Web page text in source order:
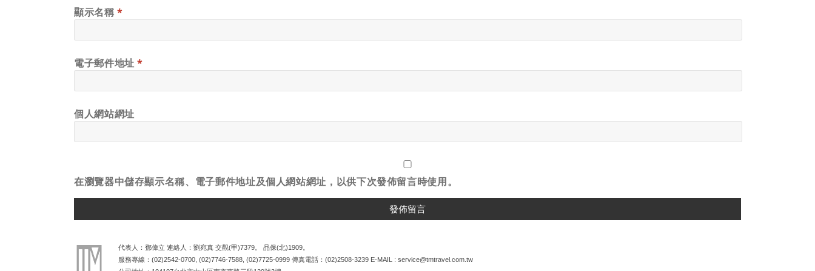
顯示名稱*
電子郵件地址*
個人網站網址
在瀏覽器中儲存顯示名稱、電子郵件地址及個人網站網址，以供下次發佈留言時使用。
代表人：鄧偉立 連絡人：劉宛真 交觀(甲)7379。 品保(北)1909。
服務專線： (02)2542-0700 (02)7746-7588 (02)7725-0999 傳真電話： (02)2508-3239 E-MAIL : service@tmtravel.com.tw